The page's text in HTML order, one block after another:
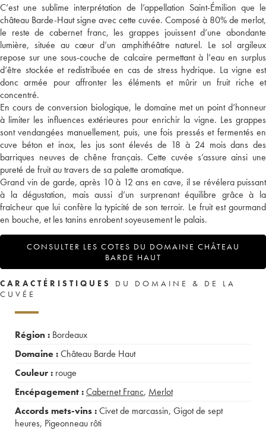
C’est une sublime interprétation de l’appellation Saint-Émilion que le
château Barde-Haut signe avec cette cuvée. Composé à 80% de merlot,
le reste de cabernet franc, les grappes jouissent d’une abondante
lumière, située au cœur d’un amphithéâtre naturel. Le sol argileux
repose sur une sous-couche de calcaire permettant à l’eau en surplus
d’être stockée et redistribuée en cas de stress hydrique. La vigne est
donc armée pour affronter les éléments et mûrir un fruit riche et
concentré.
En cours de conversion biologique, le domaine met un point d’honneur
à limiter les influences extérieures pour enrichir la vigne. Les grappes
sont vendangées manuellement, puis, une fois pressés et fermentés en
cuve béton et inox, les jus sont élevés de 18 à 24 mois dans des
barriques neuves de chêne français. Cette cuvée s’assure ainsi une
pureté de fruit au travers de sa palette aromatique.
Grand vin de garde, après 10 à 12 ans en cave, il se révélera puissant
à la dégustation, mais aussi d’un surprenant équilibre grâce à la
fraîcheur que lui confère la typicité de son terroir. Le fruit est gourmand
en bouche, et les tanins enrobent soyeusement le palais.
CONSULTER LES COTES DU DOMAINE CHÂTEAU
BARDE HAUT
CARACTÉRISTIQUES
DU DOMAINE & DE LA
CUVÉE
Région : Bordeaux
Domaine :Château Barde Haut
Couleur : rouge
Encépagement :Cabernet Franc, Merlot
Accords mets-vins :Civet de marcassin, Gigot de sept
heures, Pigeonneau rôti